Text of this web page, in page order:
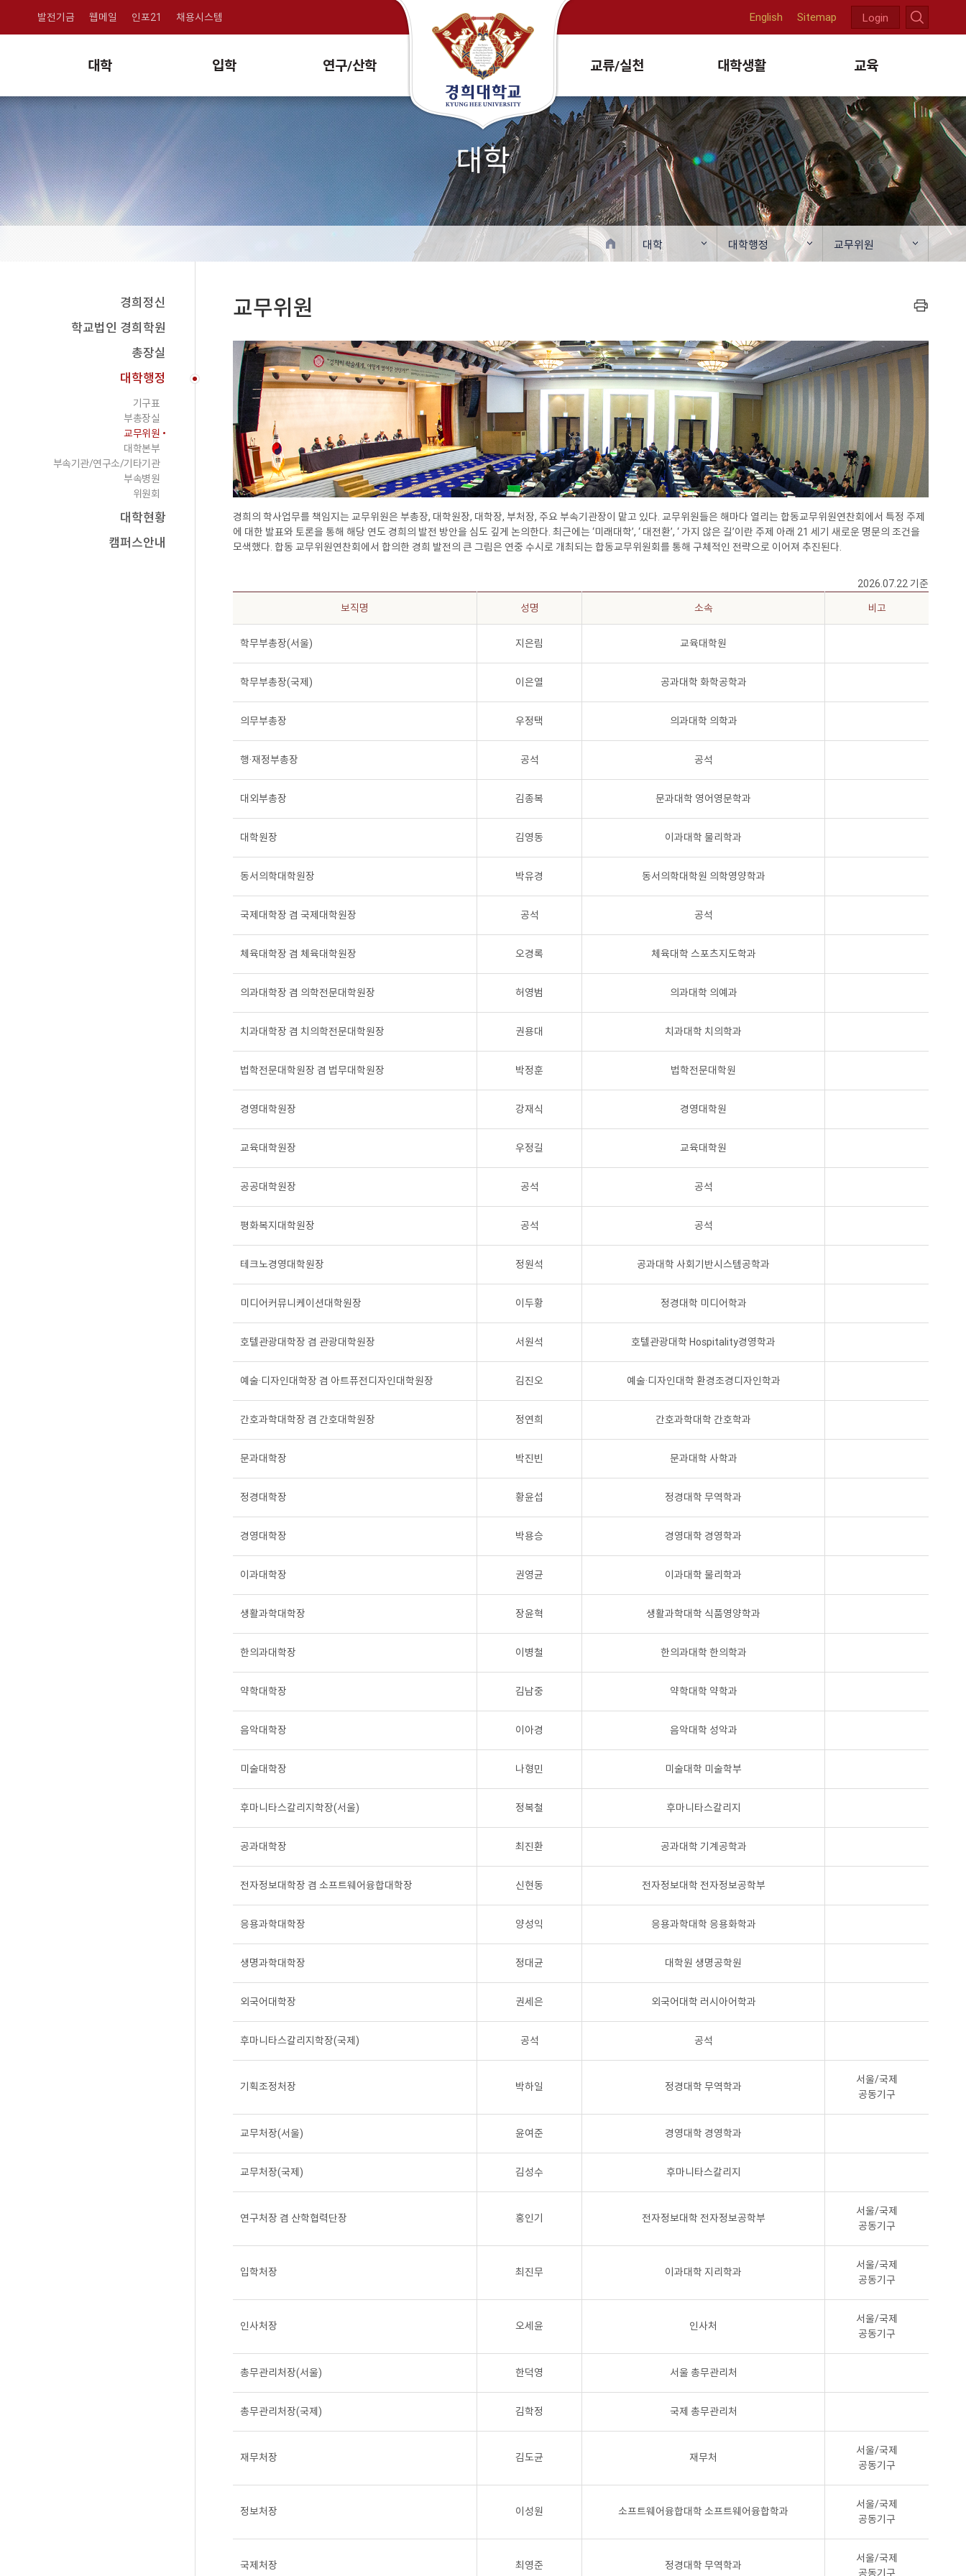
대학 입학 연구/산학 교류/실천 대학생활 교육
발전기금 웹메일 인포21 채용시스템 English Sitemap Login
대학
대학 대학행정 교무위원
경희정신
학교법인 경희학원
총장실
대학행정
기구표
부총장실
교무위원
대학본부
부속기관/연구소/기타기관
부속병원
위원회
대학현황
캠퍼스안내
교무위원
경희의 학사업무를 책임지는 교무위원은 부총장, 대학원장, 대학장, 부처장, 주요 부속기관장이 맡고 있다. 교무위원들은 해마다 열리는 합동교무위원연찬회에서 특정 주제
에 대한 발표와 토론을 통해 해당 연도 경희의 발전 방안을 심도 깊게 논의한다. 최근에는 ‘미래대학’, ‘ 대전환’, ‘ 가지 않은 길’이란 주제 아래 21 세기 새로운 명문의 조건을
모색했다. 합동 교무위원연찬회에서 합의한 경희 발전의 큰 그림은 연중 수시로 개최되는 합동교무위원회를 통해 구체적인 전략으로 이어져 추진된다.
2026.07.22 기준
보직명
성명 소속 비고
학무부총장(서울) 지은림 교육대학원
학무부총장(국제) 이은열 공과대학 화학공학과
의무부총장 우정택 의과대학 의학과
행·재정부총장 공석 공석
대외부총장 김종복 문과대학 영어영문학과
대학원장 김영동 이과대학 물리학과
동서의학대학원장 박유경 동서의학대학원 의학영양학과
국제대학장 겸 국제대학원장 공석 공석
체육대학장 겸 체육대학원장 오경록 체육대학 스포츠지도학과
의과대학장 겸 의학전문대학원장 허영범 의과대학 의예과
치과대학장 겸 치의학전문대학원장 권용대 치과대학 치의학과
법학전문대학원장 겸 법무대학원장 박정훈 법학전문대학원
경영대학원장 강재식 경영대학원
교육대학원장 우정길 교육대학원
공공대학원장 공석 공석
평화복지대학원장 공석 공석
테크노경영대학원장 정원석 공과대학 사회기반시스템공학과
미디어커뮤니케이션대학원장 이두황 정경대학 미디어학과
호텔관광대학장 겸 관광대학원장 서원석 호텔관광대학 Hospitality경영학과
예술·디자인대학장 겸 아트퓨전디자인대학원장 김진오 예술·디자인대학 환경조경디자인학과
간호과학대학장 겸 간호대학원장 정연희 간호과학대학 간호학과
문과대학장 박진빈 문과대학 사학과
정경대학장 황윤섭 정경대학 무역학과
경영대학장 박용승 경영대학 경영학과
이과대학장 권영균 이과대학 물리학과
생활과학대학장 장윤혁 생활과학대학 식품영양학과
한의과대학장 이병철 한의과대학 한의학과
약학대학장 김남중 약학대학 약학과
음악대학장 이아경 음악대학 성악과
미술대학장 나형민 미술대학 미술학부
후마니타스칼리지학장(서울) 정복철 후마니타스칼리지
공과대학장 최진환 공과대학 기계공학과
전자정보대학장 겸 소프트웨어융합대학장 신현동 전자정보대학 전자정보공학부
응용과학대학장 양성익 응용과학대학 응용화학과
생명과학대학장 정대균 대학원 생명공학원
외국어대학장 권세은 외국어대학 러시아어학과
후마니타스칼리지학장(국제) 공석 공석
기획조정처장 박하일 정경대학 무역학과
서울/국제
공동기구
교무처장(서울) 윤여준 경영대학 경영학과
교무처장(국제) 김성수 후마니타스칼리지
연구처장 겸 산학협력단장 홍인기 전자정보대학 전자정보공학부
서울/국제
공동기구
입학처장 최진무 이과대학 지리학과
서울/국제
공동기구
인사처장 오세윤 인사처
서울/국제
공동기구
총무관리처장(서울) 한덕영 서울 총무관리처
총무관리처장(국제) 김학정 국제 총무관리처
재무처장 김도균 재무처
서울/국제
공동기구
정보처장 이성원 소프트웨어융합대학 소프트웨어융합학과
서울/국제
공동기구
국제처장 최영준 정경대학 무역학과
서울/국제
공동기구